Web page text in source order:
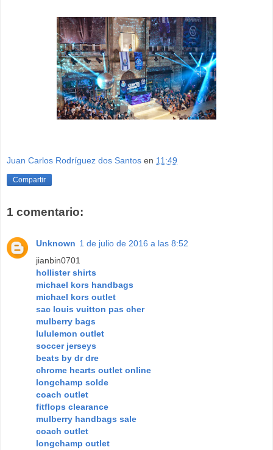
Juan Carlos Rodríguez dos Santos en 11:49
Compartir
1 comentario:
Unknown 1 de julio de 2016 a las 8:52
jianbin0701
hollister shirts
michael kors handbags
michael kors outlet
sac louis vuitton pas cher
mulberry bags
lululemon outlet
soccer jerseys
beats by dr dre
chrome hearts outlet online
longchamp solde
coach outlet
fitflops clearance
mulberry handbags sale
coach outlet
longchamp outlet